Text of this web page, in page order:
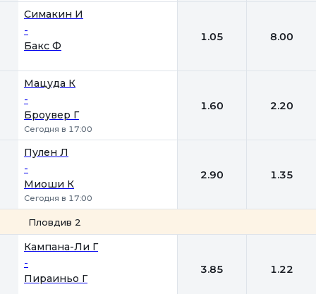
Симакин И
-
Бакс Ф
1.05 8.00
Мацуда К
-
Броувер Г
Сегодня в 17:00
1.60 2.20
Пулен Л
-
Миоши К
Сегодня в 17:00
2.90 1.35
Пловдив 2
Кампана-Ли Г
-
Пираиньо Г
3.85 1.22